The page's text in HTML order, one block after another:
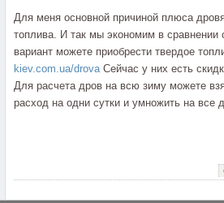
Для меня основной причиной плюса
топлива. И так мы экономим в сравнении
вариант можете приобрести твердое
kiev.com.ua/drovaСейчас у них есть
Для расчета дров на всю зиму можете
расход на одни сутки и умножить на все